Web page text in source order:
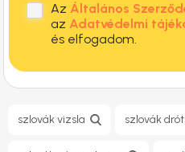
Az Általános
az Adatvédelmi
és elfogadom.
szlovák vizsla szlovák